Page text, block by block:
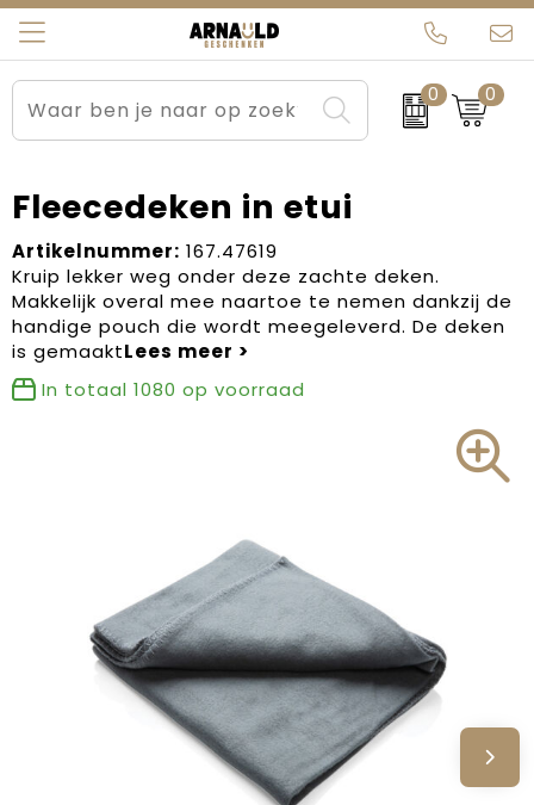
0 0
Relatiegeschenken
Sportkleding
Werkkleding
Kleding en textiel
Tassen
Beurs en Evenementen
Brievenbuspakketten
Carnaval
Dag van de Zorg
Kerstartikelen
Verjaardagen
Voetbal, EK en WK
Arnauld Kerstpakketten
MijnEigenKadootje
Ons team
Contact
Blogs
Fleecedeken in etui
Artikelnummer: 167.47619
Kruip lekker weg onder deze zachte deken.
Makkelijk overal mee naartoe te nemen dankzij de
handige pouch die wordt meegeleverd. De deken
is gemaakt
In totaal 1080 op voorraad